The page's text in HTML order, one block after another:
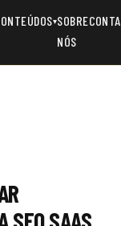
▾SOBRE
NÓS